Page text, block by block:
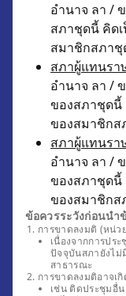
อำนาจ ลา /
สภาชุดนี้ คิด
สมาชิกสภาชุ
สภาผู้แทนรา
อำนาจ ลา /
ของสภาชุดนี้
ของสมาชิกส
สภาผู้แทนรา
อำนาจ ลา /
ของสภาชุดนี้
ของสมาชิกส
ข้อควรระวังก่อนนำ
การขาดลงมติ (หน่ว
เนื่องจากการปร
ปัจจุบันสภายังไม่
สาธารณะ
การขาดลงมติอาจเ
เช่น ติดประชุมอื่